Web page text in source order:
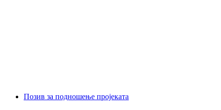
Позив за подношење пројеката